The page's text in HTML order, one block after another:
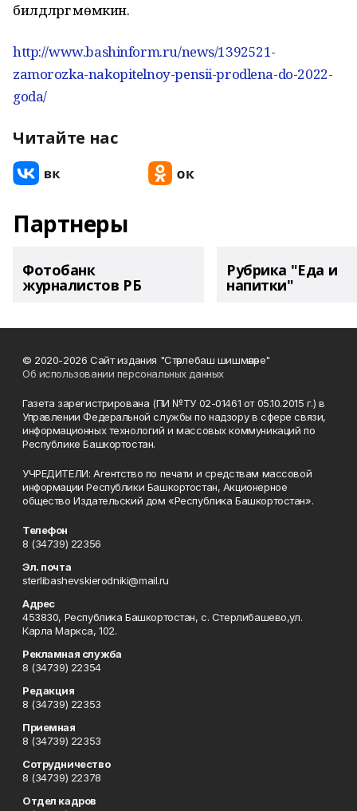
билдәләргә мөмкин.
http://www.bashinform.ru/news/1392521-
zamorozka-nakopitelnoy-pensii-prodlena-do-2022-
goda/
Читайте нас
Партнеры
Фотобанк
журналистов РБ
Рубрика "Еда и
напитки"
© 2020-2026 Сайт издания "Стәрлебаш шишмәләре"
Об использовании персональных данных
Газета зарегистрирована (ПИ №ТУ 02-01461 от 05.10.2015 г.) в
Управлении Федеральной службы по надзору в сфере связи,
информационных технологий и массовых коммуникаций по
Республике Башкортостан.
УЧРЕДИТЕЛИ: Агентство по печати и средствам массовой
информации Республики Башкортостан, Акционерное
общество Издательский дом «Республика Башкортостан».
Телефон
8 (34739) 22356
Эл. почта
sterlibashevskierodniki@mail.ru
Адрес
453830, Республика Башкортостан, c. Стерлибашево,ул.
Карла Маркса, 102.
Рекламная служба
8 (34739) 22354
Редакция
8 (34739) 22353
Приемная
8 (34739) 22353
Сотрудничество
8 (34739) 22378
Отдел кадров